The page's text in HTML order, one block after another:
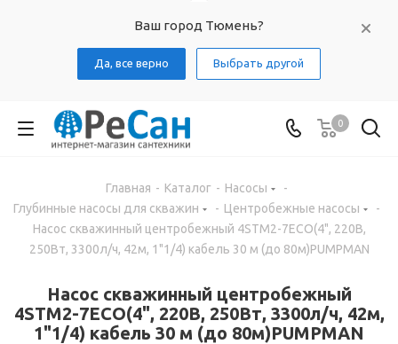
Ваш город Тюмень?
Да, все верно Выбрать другой
0
Главная - Каталог - Насосы
-
Глубинные насосы для скважин
- Центробежные насосы
-
Насос скважинный центробежный 4STM2-7ECO(4", 220В,
250Вт, 3300л/ч, 42м, 1"1/4) кабель 30 м (до 80м)PUMPMAN
Насос скважинный центробежный
4STM2-7ECO(4", 220В, 250Вт, 3300л/ч, 42м,
1"1/4) кабель 30 м (до 80м)PUMPMAN